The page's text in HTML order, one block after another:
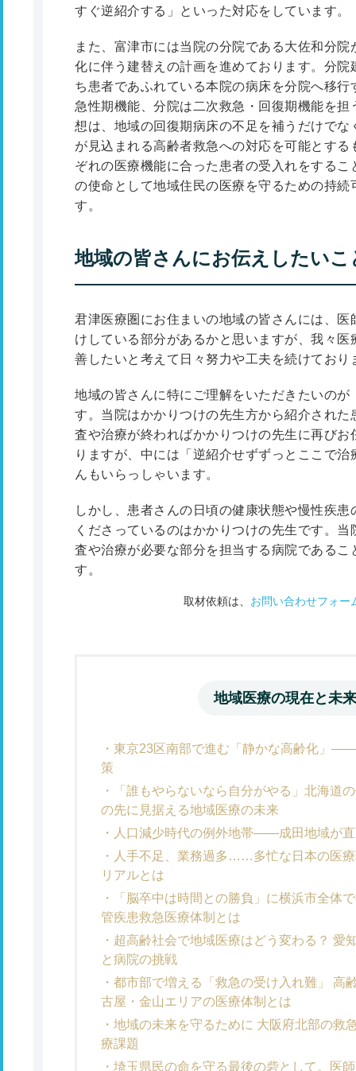
すぐ逆紹介する」といった対応をしています。
また、富津市には当院の分院である大佐和分
化に伴う建替えの計画を進めております。分
ち患者であふれている本院の病床を分院へ移
急性期機能、分院は二次救急・回復期機能を
想は、地域の回復期病床の不足を補うだけで
が見込まれる高齢者救急への対応を可能とす
ぞれの医療機能に合った患者の受入れをする
の使命として地域住民の医療を守るための持
す。
地域の皆さんにお伝えしたいこ
君津医療圏にお住まいの地域の皆さんには、
けしている部分があるかと思いますが、我々
善したいと考えて日々努力や工夫を続けてお
地域の皆さんに特にご理解をいただきたいの
す。当院はかかりつけの先生方から紹介され
査や治療が終わればかかりつけの先生に再び
りますが、中には「逆紹介せずずっとここで
んもいらっしゃいます。
しかし、患者さんの日頃の健康状態や慢性疾
くださっているのはかかりつけの先生です。
査や治療が必要な部分を担当する病院である
す。
取材依頼は、 お問い合わせフォー
地域医療の現在と未来
東京23区南部で進む「静かな高齢化」
策
「誰もやらないなら自分がやる」北海道
の先に見据える地域医療の未来
人口減少時代の例外地帯――成田地域が
人手不足、業務過多……多忙な日本の医
リアルとは
「脳卒中は時間との勝負」に横浜市全
管疾患救急医療体制とは
超高齢社会で地域医療はどう変わる？ 愛
と病院の挑戦
都市部で増える「救急の受け入れ難」 高
古屋・金山エリアの医療体制とは
地域の未来を守るために 大阪府北部の救
療課題
埼玉県民の命を守る最後の砦として。医